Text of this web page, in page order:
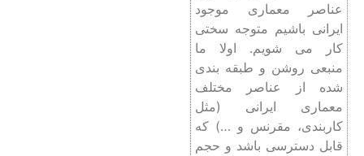
عناصر معماری موجود
ایرانی باشیم متوجه سختی
کار می شویم. اولا ما
منبعی روشن و طبقه بندی
شده از عناصر مختلف
معماری ایرانی (مثل
کاربندی، مقرنس و …) که
قابل دسترسی باشد و حجم